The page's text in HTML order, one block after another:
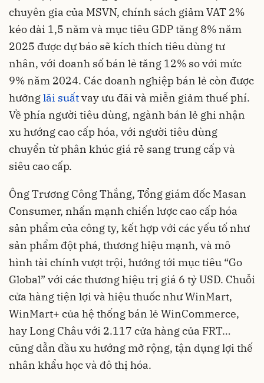
chuyên gia của MSVN, chính sách giảm VAT 2%
kéo dài 1,5 năm và mục tiêu GDP tăng 8% năm
2025 được dự báo sẽ kích thích tiêu dùng tư
nhân, với doanh số bán lẻ tăng 12% so với mức
9% năm 2024. Các doanh nghiệp bán lẻ còn được
hưởnglãi suấtvay ưu đãi và miễn giảm thuế phí.
Về phía người tiêu dùng, ngành bán lẻ ghi nhận
xu hướng cao cấp hóa, với người tiêu dùng
chuyển từ phân khúc giá rẻ sang trung cấp và
siêu cao cấp.
Ông Trương Công Thắng, Tổng giám đốc Masan
Consumer, nhấn mạnh chiến lược cao cấp hóa
sản phẩm của công ty, kết hợp với các yếu tố như
sản phẩm đột phá, thương hiệu mạnh, và mô
hình tài chính vượt trội, hướng tới mục tiêu “Go
Global” với các thương hiệu trị giá 6 tỷ USD. Chuỗi
cửa hàng tiện lợi và hiệu thuốc như WinMart,
WinMart+ của hệ thống bán lẻ WinCommerce,
hay Long Châu với 2.117 cửa hàng của FRT…
cũng dẫn đầu xu hướng mở rộng, tận dụng lợi thế
nhân khẩu học và đô thị hóa.